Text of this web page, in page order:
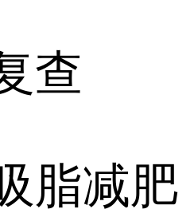
查
脂减肥